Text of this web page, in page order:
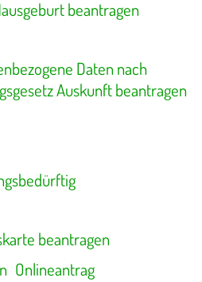
beantragen
Daten nach
Auskunft beantragen
beantragen
Onlineantrag